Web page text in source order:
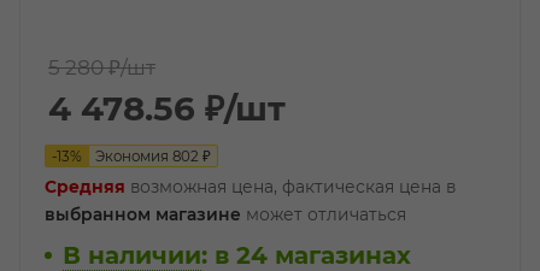
5 280 ₽/шт
4 478.56 ₽/шт
-13% Экономия 802 ₽
Средняя возможная цена, фактическая цена в
выбранном магазине может отличаться
В наличии: в 24 магазинах